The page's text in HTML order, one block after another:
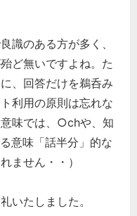
識のある方が多く、
ど無いですよね。た
、回答だけを鵜呑み
利用の原則は忘れな
味では、○chや、知
意味「話半分」的な
ません・・）
いたしました。